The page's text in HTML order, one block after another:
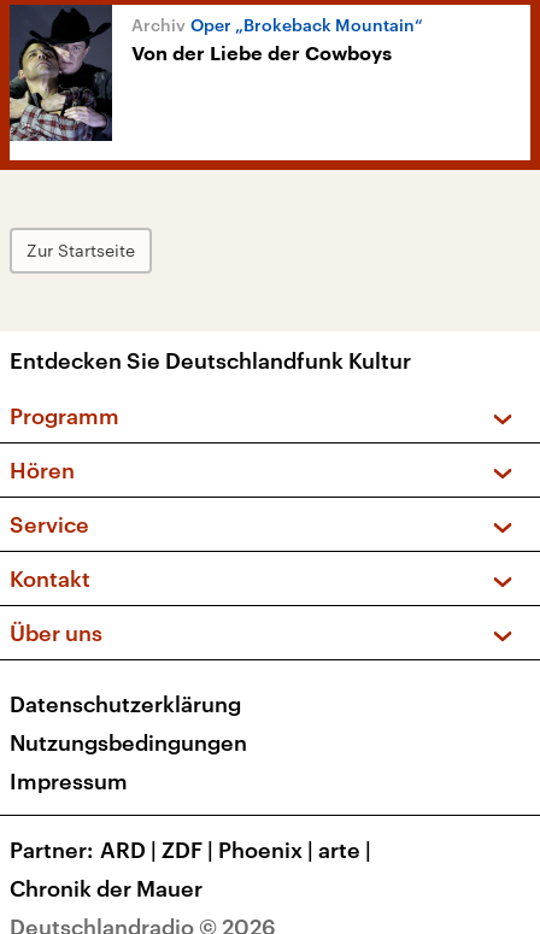
Oper „Brokeback Mountain“
Von der Liebe der Cowboys
Zur Startseite
Entdecken Sie Deutschlandfunk Kultur
Programm
Sendungen und Podcasts
Musikliste
Kakadu – Das Kinderprogramm
Hören
Frequenzen (UKW + DAB+)
Service
FAQ
Apps
Newsletter
Veranstaltungen
Kontakt
Social Media
Über uns
Presse
Karriere
Transparenz
Deutschlandradio © 2026
Datenschutzerklärung
Nutzungsbedingungen
Impressum
Partner ARD | ZDF | Phoenix | arte |
Chronik der Mauer